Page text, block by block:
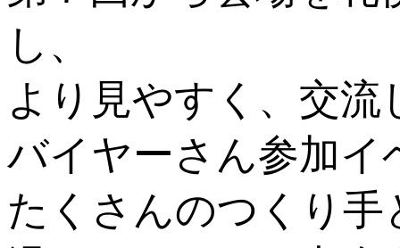
し、
より見やすく、交
バイヤーさん参加
たくさんのつくり